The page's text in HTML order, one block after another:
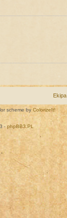
Ekipa
scheme by ColorizeIt!
- phpBB3.PL